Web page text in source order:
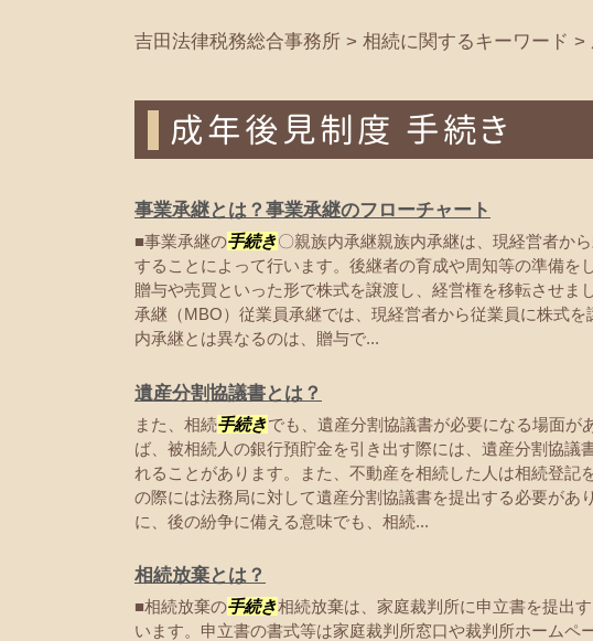
吉田法律税務総合事務所 > 相続に関するキーワード >
成年後見制度 手続き
事業承継とは？事業承継のフローチャート
■事業承継の手続き〇親族内承継親族内承継は、現経営者か
することによって行います。後継者の育成や周知等の準備を
贈与や売買といった形で株式を譲渡し、経営権を移転させま
承継（MBO）従業員承継では、現経営者から従業員に株式を
内承継とは異なるのは、贈与で...
遺産分割協議書とは？
また、相続手続きでも、遺産分割協議書が必要になる場面が
ば、被相続人の銀行預貯金を引き出す際には、遺産分割協議
れることがあります。また、不動産を相続した人は相続登記
の際には法務局に対して遺産分割協議書を提出する必要があ
に、後の紛争に備える意味でも、相続...
相続放棄とは？
■相続放棄の手続き相続放棄は、家庭裁判所に申立書を提出
います。申立書の書式等は家庭裁判所窓口や裁判所ホームペ